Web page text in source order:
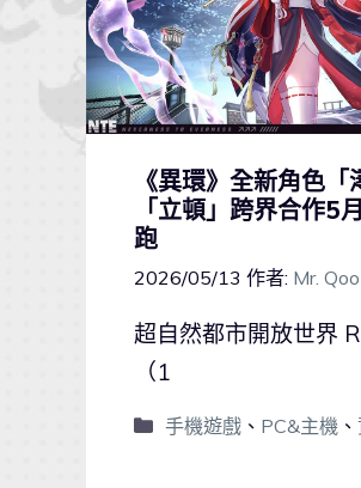
《異環》全新角色「
「立頓」跨界合作5
跑
2026/05/13 作者: Mr. Qoo
超自然都市開放世界
（1
手機遊戲、 PC&主機 、